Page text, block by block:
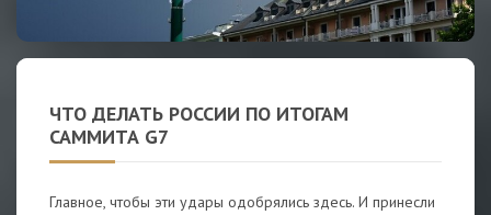
ЧТО ДЕЛАТЬ РОССИИ ПО ИТОГАМ
САММИТА G7
Главное, чтобы эти удары одобрялись здесь. И принесли